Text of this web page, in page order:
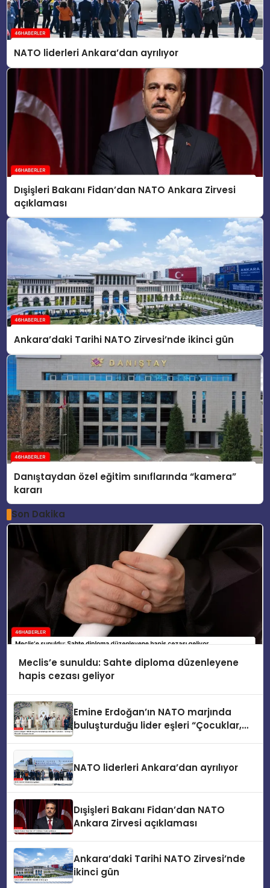
NATO liderleri Ankara’dan ayrılıyor
Dışişleri Bakanı Fidan’dan NATO Ankara Zirvesi
açıklaması
Ankara’daki Tarihi NATO Zirvesi’nde ikinci gün
Danıştaydan özel eğitim sınıflarında “kamera”
kararı
Son Dakika
Meclis’e sunuldu: Sahte diploma düzenleyene
hapis cezası geliyor
Emine Erdoğan’ın NATO marjında
buluşturduğu lider eşleri “Çocuklar,
NATO liderleri Ankara’dan ayrılıyor
Dışişleri Bakanı Fidan’dan NATO
Ankara Zirvesi açıklaması
Ankara’daki Tarihi NATO Zirvesi’nde
ikinci gün